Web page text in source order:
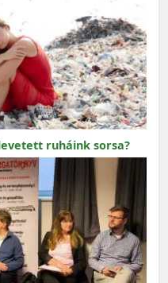
ruháink sorsa?